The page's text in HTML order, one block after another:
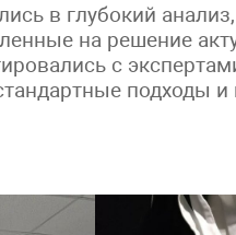
в глубокий
на решение
с
подходы и